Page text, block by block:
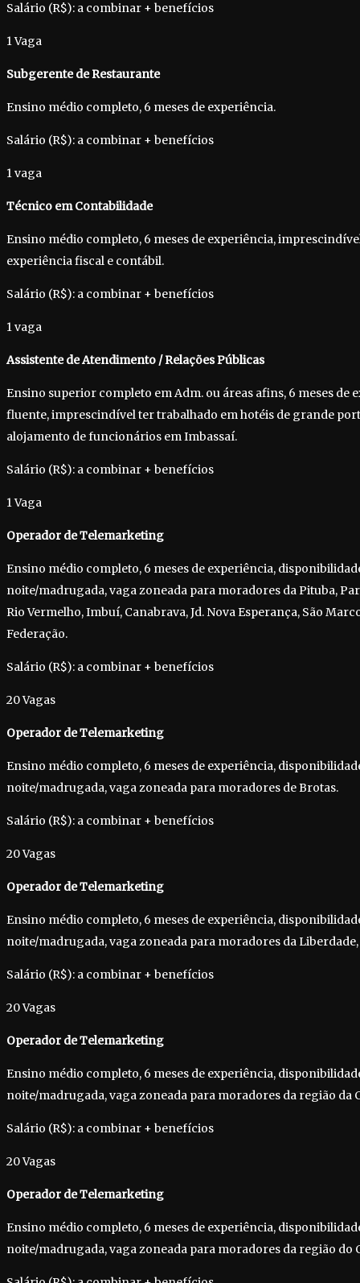
Salário (R$): a combinar + benefícios
1 Vaga
Subgerente de Restaurante
Ensino médio completo, 6 meses de experiência.
Salário (R$): a combinar + benefícios
1 vaga
Técnico em Contabilidade
Ensino médio completo, 6 meses de experiência,
experiência fiscal e contábil.
Salário (R$): a combinar + benefícios
1 vaga
Assistente de Atendimento / Relações Públicas
Ensino superior completo em Adm. ou áreas afins, 6 meses de
fluente, imprescindível ter trabalhado em hotéis de grande
alojamento de funcionários em Imbassaí.
Salário (R$): a combinar + benefícios
1 Vaga
Operador de Telemarketing
Ensino médio completo, 6 meses de experiência,
noite/madrugada, vaga zoneada para moradores da Pituba,
Rio Vermelho, Imbuí, Canabrava, Jd. Nova Esperança, São
Federação.
Salário (R$): a combinar + benefícios
20 Vagas
Operador de Telemarketing
Ensino médio completo, 6 meses de experiência,
noite/madrugada, vaga zoneada para moradores de Brotas.
Salário (R$): a combinar + benefícios
20 Vagas
Operador de Telemarketing
Ensino médio completo, 6 meses de experiência,
noite/madrugada, vaga zoneada para moradores da
Salário (R$): a combinar + benefícios
20 Vagas
Operador de Telemarketing
Ensino médio completo, 6 meses de experiência,
noite/madrugada, vaga zoneada para moradores da região da
Salário (R$): a combinar + benefícios
20 Vagas
Operador de Telemarketing
Ensino médio completo, 6 meses de experiência,
noite/madrugada, vaga zoneada para moradores da região do